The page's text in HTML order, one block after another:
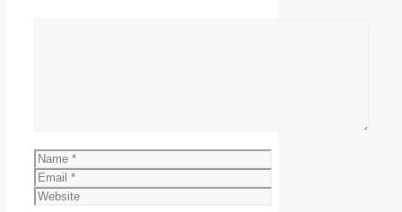
Name
Email
Website